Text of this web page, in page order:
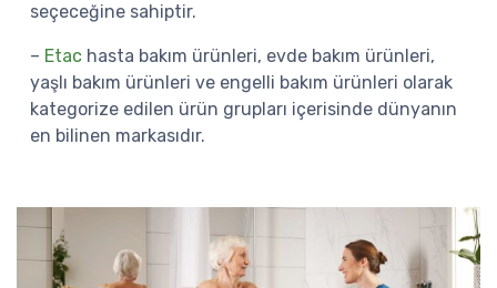
seçeceğine sahiptir.
– Etac hasta bakım ürünleri, evde bakım ürünleri,
yaşlı bakım ürünleri ve engelli bakım ürünleri olarak
kategorize edilen ürün grupları içerisinde dünyanın
en bilinen markasıdır.